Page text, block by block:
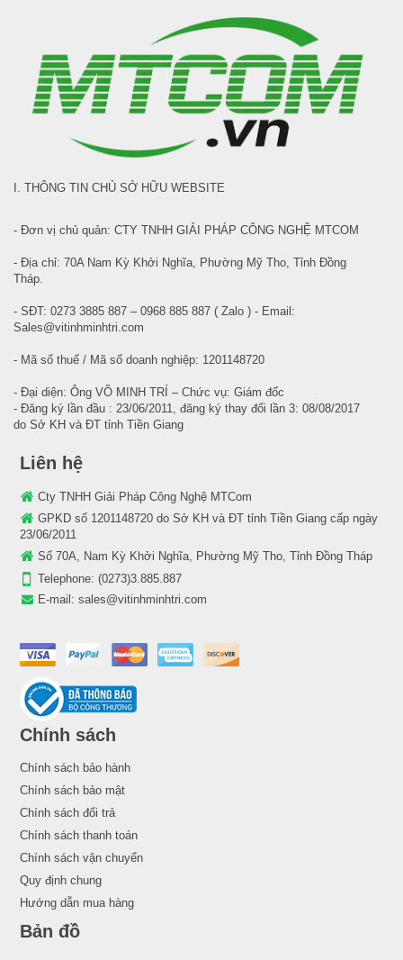
I. THÔNG TIN CHỦ SỞ HỮU WEBSITE
- Đơn vị chủ quản: CTY TNHH GIẢI PHÁP CÔNG NGHỆ MTCOM
- Địa chỉ: 70A Nam Kỳ Khởi Nghĩa, Phường Mỹ Tho, Tỉnh Đồng
Tháp.
- SĐT: 0273 3885 887 – 0968 885 887 ( Zalo ) - Email:
Sales@vitinhminhtri.com
- Mã số thuế / Mã số doanh nghiệp: 1201148720
- Đại diện: Ông VÕ MINH TRÍ – Chức vụ: Giám đốc
- Đăng ký lần đầu : 23/06/2011, đăng ký thay đổi lần 3: 08/08/2017
do Sở KH và ĐT tỉnh Tiền Giang
Liên hệ
Cty TNHH Giải Pháp Công Nghệ MTCom
GPKD số 1201148720 do Sở KH và ĐT tỉnh Tiền Giang cấp ngày
23/06/2011
Số 70A, Nam Kỳ Khởi Nghĩa, Phường Mỹ Tho, Tỉnh Đồng Tháp
Telephone: (0273)3.885.887
E-mail: sales@vitinhminhtri.com
Chính sách
Chính sách bảo hành
Chính sách bảo mật
Chính sách đổi trả
Chính sách thanh toán
Chính sách vận chuyển
Quy định chung
Hướng dẫn mua hàng
Bản đồ